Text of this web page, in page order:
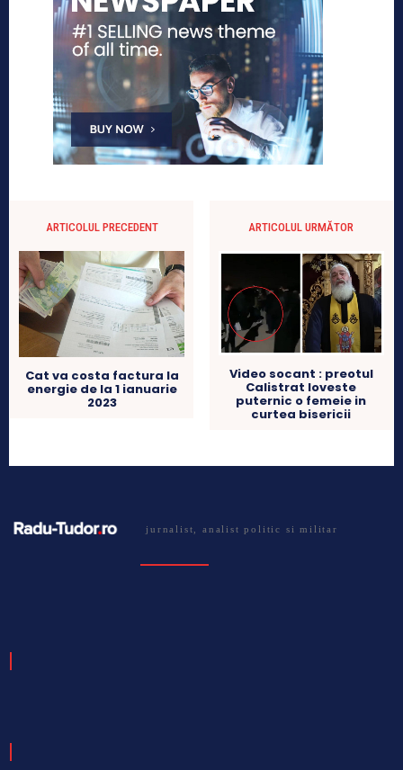
ARTICOLUL PRECEDENT
Cat va costa factura la
energie de la 1 ianuarie
2023
ARTICOLUL URMĂTOR
Video socant : preotul
Calistrat loveste
puternic o femeie in
curtea bisericii
jurnalist, analist politic si militar